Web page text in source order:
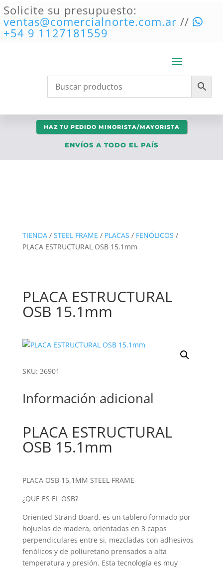
Solicite su presupuesto:
ventas@comercialnorte.com.ar //
+54 9 1127181559
HAZ TU PEDIDO MINORISTA/MAYORISTA
ENVÍOS A TODO EL PAÍS
TIENDA/ STEEL FRAME / PLACAS / FENÓLICOS /
PLACA ESTRUCTURAL OSB 15.1mm
PLACA ESTRUCTURAL
OSB 15.1mm
SKU: 36901
Información adicional
PLACA ESTRUCTURAL
OSB 15.1mm
PLACA OSB 15,1MM STEEL FRAME
¿QUE ES EL OSB?
Oriented Strand Board, es un tablero formado por
hojuelas de madera, orientadas en 3 capas
perpendiculares entre si, mezcladas con adhesivos
fenólicos y de poliuretano prensados a alta
temperatura y presión. Esta tecnología es muy